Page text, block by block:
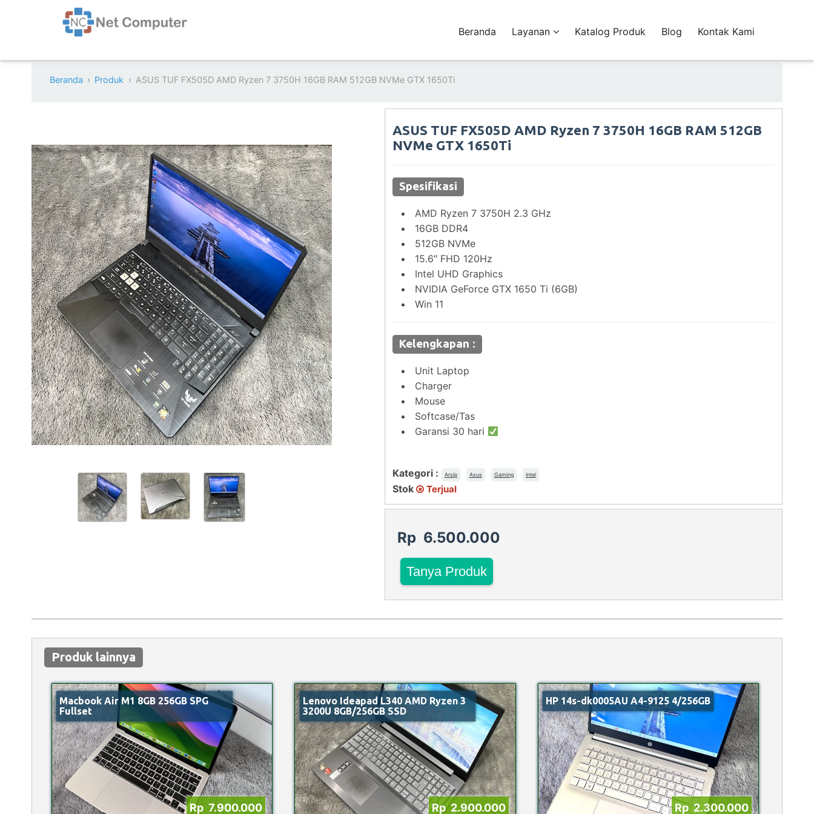
Beranda Layanan Katalog Produk Blog Kontak Kami
Beranda Produk ASUS TUF FX505D AMD Ryzen 7 3750H 16GB RAM 512GB NVMe GTX 1650Ti
ASUS TUF FX505D AMD Ryzen 7 3750H 16GB RAM 512GB
NVMe GTX 1650Ti
Spesifikasi
AMD Ryzen 7 3750H 2.3 GHz
16GB DDR4
512GB NVMe
15.6″ FHD 120Hz
Intel UHD Graphics
NVIDIA GeForce GTX 1650 Ti (6GB)
Win 11
Kelengkapan :
Unit Laptop
Charger
Mouse
Softcase/Tas
Garansi 30 hari
Kategori : Arsip Asus Gaming Intel
Stok Terjual
Rp 6.500.000
Tanya Produk
Produk lainnya
Macbook Air M1 8GB 256GB SPG
Fullset
Rp 7.900.000
Lenovo Ideapad L340 AMD Ryzen 3
3200U 8GB/256GB SSD
Rp 2.900.000
HP 14s-dk0005AU A4-9125 4/256GB
Rp 2.300.000